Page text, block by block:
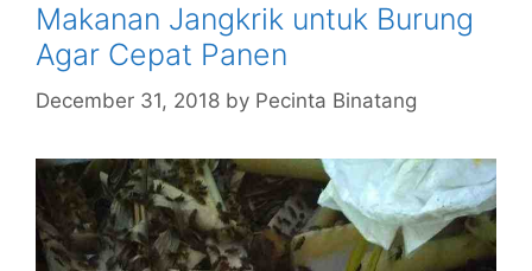
Makanan Jangkrik untuk Burung
Agar Cepat Panen
December 31, 2018 by Pecinta Binatang